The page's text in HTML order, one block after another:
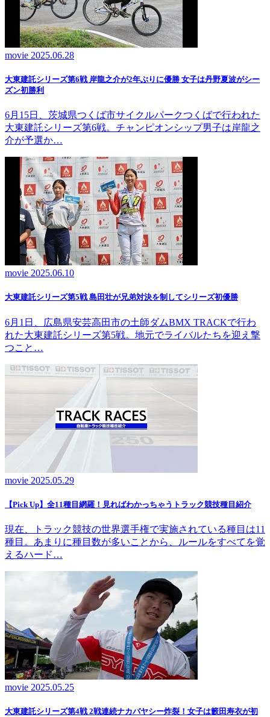
movie 2025.06.28
大東建託シリーズ第6戦 岸龍之介が2年ぶりに優勝 女子は丹野夏波がシー
ズン初勝利
6月15日、茨城県つくば市サイクルパークつくばで行われた
大東建託シリーズ第6戦。チャンピオンシップ男子は岸龍之
介が予選か…
movie 2025.06.10
大東建託シリーズ第5戦 島田壮が兄弟対決を制してシリーズ初優勝
6月1日、広島県安芸高田市の土師ダムBMX TRACKで行わ
れた大東建託シリーズ第5戦。地元でライバルたちを迎え撃
つこと…
movie 2025.05.29
【Pick Up】全11種目網羅！見ればわかっちゃうトラック競技種目紹介
現在、トラック競技の世界選手権で実施されている種目は11
種目。あまりに種目数が多いことから、ルールをすべてを覚
えるハード…
movie 2025.05.25
大東建託シリーズ第4戦 2戦連続ナカバヤシー炸裂！女子は籔田寿衣が初